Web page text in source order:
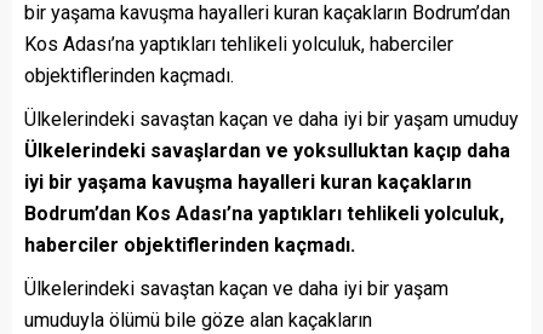
bir yaşama kavuşma hayalleri kuran kaçakların Bodrum’dan
Kos Adası’na yaptıkları tehlikeli yolculuk, haberciler
objektiflerinden kaçmadı.
Ülkelerindeki savaştan kaçan ve daha iyi bir yaşam umuduy
Ülkelerindeki savaşlardan ve yoksulluktan kaçıp daha
iyi bir yaşama kavuşma hayalleri kuran kaçakların
Bodrum’dan Kos Adası’na yaptıkları tehlikeli yolculuk,
haberciler objektiflerinden kaçmadı.
Ülkelerindeki savaştan kaçan ve daha iyi bir yaşam
umuduyla ölümü bile göze alan kaçakların